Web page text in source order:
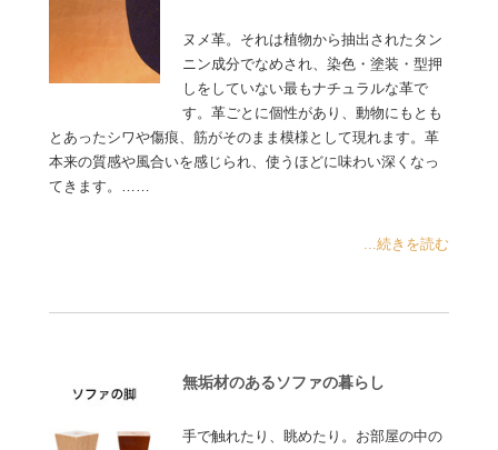
ヌメ革。それは植物から抽出されたタン
ニン成分でなめされ、染色・塗装・型押
しをしていない最もナチュラルな革で
す。革ごとに個性があり、動物にもとも
とあったシワや傷痕、筋がそのまま模様として現れます。革
本来の質感や風合いを感じられ、使うほどに味わい深くなっ
てきます。……
...続きを読む
無垢材のあるソファの暮らし
手で触れたり、眺めたり。お部屋の中の